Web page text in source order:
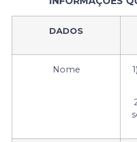
DADOS
Nome